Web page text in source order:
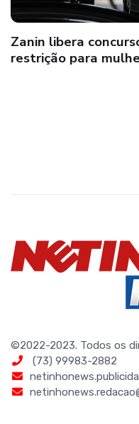
Zanin libera
restrição para
©2022-2023. Todos os
(73) 99983-2882